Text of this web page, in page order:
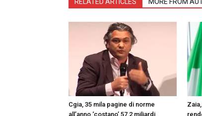
Cgia, 35 mila pagine di norme
all’anno ‘costano’ 57,2 miliardi